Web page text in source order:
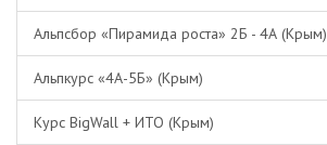
Альпсбор «Пирамида роста» 2Б - 4А (Крым)
Альпкурс «4А-5Б» (Крым)
Курс BigWall + ИТО (Крым)